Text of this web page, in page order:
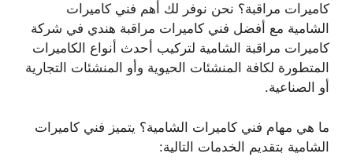
كاميرات مراقبة؟ نحن نوفر لك أهم فني كاميرات
الشامية مع أفضل فني كاميرات مراقبة هندي في شركة
كاميرات مراقبة الشامية لتركيب أحدث أنواع الكاميرات
المتطورة لكافة المنشئات الحيوية وأو المنشئات التجارية
أو الصناعية.
ما هي مهام فني كاميرات الشامية؟ يتميز فني كاميرات
الشامية بتقديم الخدمات التالية: